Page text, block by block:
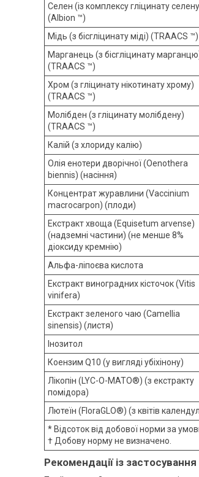
Селен (із комплексу гліцинату
(Albion ™)
Мідь (з бісгліцинату міді) (TRAACS ™)
Марганець (з бісгліцинату
(TRAACS ™)
Хром (з гліцинату нікотинату хрому)
(TRAACS ™)
Молібден (з гліцинату молібдену)
(TRAACS ™)
Калій (з хлориду калію)
Олія енотери дворічної (Oenothera
biennis) (насіння)
Концентрат журавлини (Vaccinium
macrocarpon) (плоди)
Екстракт хвоща (Equisetum arvense)
(надземні частини) (не менше 8%
діоксиду кремнію)
Альфа-ліпоєва кислота
Екстракт виноградних кісточок (Vitis
vinifera)
Екстракт зеленого чаю (Camellia
sinensis) (листя)
Інозитол
Коензим Q10 (у вигляді убіхінону)
Лікопін (LYC-O-MATO®) (з екстракту
помідора)
Лютеїн (FloraGLO®) (з квітів
* Відсоток від добової норми за
† Добову норму не визначено.
Рекомендації із застосування